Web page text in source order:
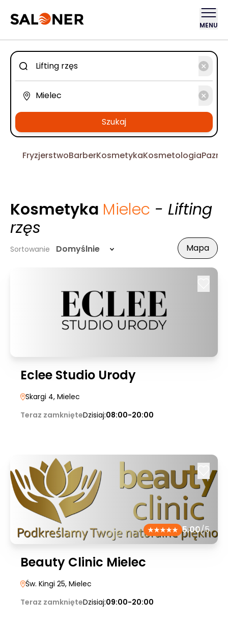
MENU
Szukaj
FryzjerstwoBarberKosmetykaKosmetologia
Kosmetyka Mielec - Lifting
rzęs
Sortowanie Domyślnie Mapa
Eclee Studio Urody
Skargi 4, Mielec
Teraz zamknięteDzisiaj:08:00-20:00
5.00/5
Beauty Clinic Mielec
Św. Kingi 25, Mielec
Teraz zamknięteDzisiaj:09:00-20:00